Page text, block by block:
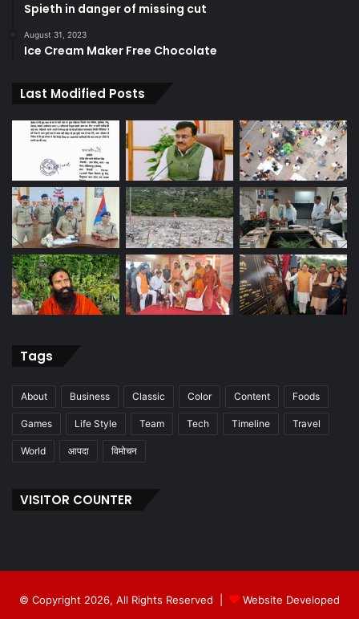
Spieth in danger of missing cut
August 31, 2023
Ice Cream Maker Free Chocolate
Last Modified Posts
Tags
About Business Classic Color Content Foods
Games Life Style Team Tech Timeline Travel
World आपदा विमोचन
VISITOR COUNTER
© Copyright 2026, All Rights Reserved | Website Developed